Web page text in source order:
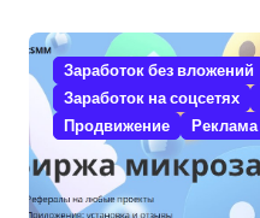
Заработок без вложений
Заработок на соцсетях
Продвижение
Реклама